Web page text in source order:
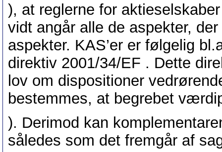
), at reglerne for
vidt angår alle de aspekter,
aspekter. KAS’er er følgelig
direktiv 2001/34/EF . Dette
lov om dispositioner
bestemmes, at begrebet
). Derimod kan
således som det fremgår af